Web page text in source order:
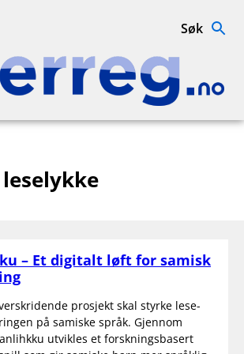
Interreg.no
Søk
leselykke
– Et digitalt løft for samisk
prosjekt skal styrke lese-
på samiske språk. Gjennom
utvikles et forskningsbasert